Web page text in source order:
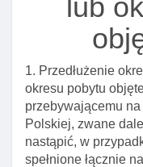
lub
1. Przedłużenie
okresu pobytu
przebywającemu
Polskiej, zwane
nastąpić, w
spełnione łącznie
Art. 70. Termin
wydania wizy
Art. 70a.
przez ministra
zagranicznych
Art. 71. Formy
wydania wizy